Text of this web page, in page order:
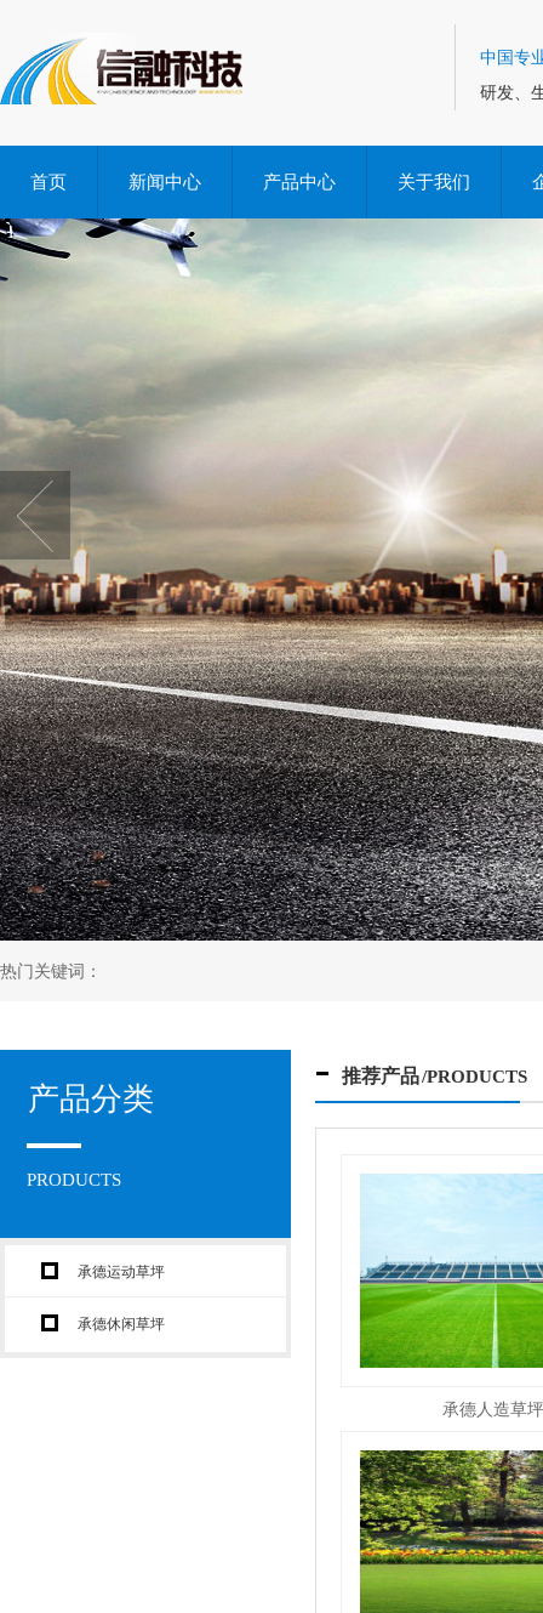
中国专
研发、
首页 新闻中心 产品中心 关于我们
热门关键词：
产品分类
PRODUCTS
承德运动草坪
承德休闲草坪
推荐产品/PRODUCTS
承德人造草坪